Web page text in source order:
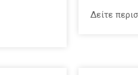
Δείτε